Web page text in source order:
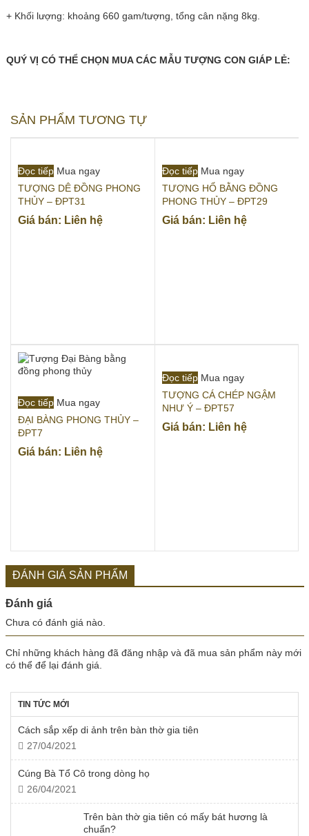
+ Khối lượng: khoảng 660 gam/tượng, tổng cân nặng 8kg.
QUÝ VỊ CÓ THỂ CHỌN MUA CÁC MẪU TƯỢNG CON GIÁP LẺ:
SẢN PHẨM TƯƠNG TỰ
Đọc tiếp Mua ngay
TƯỢNG DÊ ĐỒNG PHONG
THỦY – ĐPT31
Giá bán: Liên hệ
Đọc tiếp Mua ngay
TƯỢNG HỔ BẰNG ĐỒNG
PHONG THỦY – ĐPT29
Giá bán: Liên hệ
Đọc tiếp Mua ngay
ĐẠI BÀNG PHONG THỦY –
ĐPT7
Giá bán: Liên hệ
Đọc tiếp Mua ngay
TƯỢNG CÁ CHÉP NGẬM
NHƯ Ý – ĐPT57
Giá bán: Liên hệ
ĐÁNH GIÁ SẢN PHẨM
Đánh giá
Chưa có đánh giá nào.
Chỉ những khách hàng đã đăng nhập và đã mua sản phẩm này mới
có thể để lại đánh giá.
TIN TỨC MỚI
Cách sắp xếp di ảnh trên bàn thờ gia tiên
27/04/2021
Cúng Bà Tổ Cô trong dòng họ
26/04/2021
Trên bàn thờ gia tiên có mấy bát hương là
chuẩn?